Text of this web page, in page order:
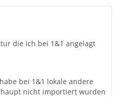
die ich bei 1&1 angelagt
bei 1&1 lokale andere
nicht importiert wurden